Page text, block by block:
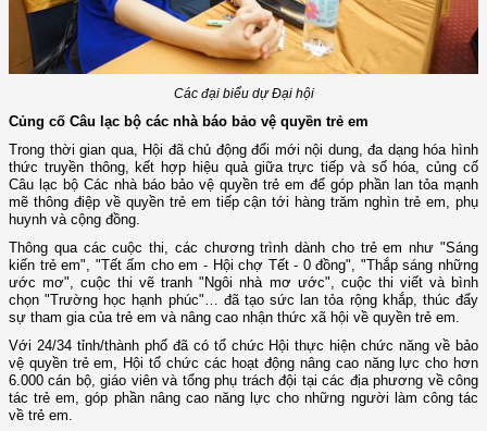
Các đại biểu dự Đại hội
Củng cố Câu lạc bộ các nhà báo bảo vệ quyền trẻ em
Trong thời gian qua, Hội đã chủ động đổi mới nội dung, đa dạng hóa hình
thức truyền thông, kết hợp hiệu quả giữa trực tiếp và số hóa, củng cố
Câu lạc bộ Các nhà báo bảo vệ quyền trẻ em để góp phần lan tỏa mạnh
mẽ thông điệp về quyền trẻ em tiếp cận tới hàng trăm nghìn trẻ em, phụ
huynh và cộng đồng.
Thông qua các cuộc thi, các chương trình dành cho trẻ em như "Sáng
kiến trẻ em", "Tết ấm cho em - Hội chợ Tết - 0 đồng", "Thắp sáng những
ước mơ", cuộc thi vẽ tranh "Ngôi nhà mơ ước", cuộc thi viết và bình
chọn "Trường học hạnh phúc"… đã tạo sức lan tỏa rộng khắp, thúc đẩy
sự tham gia của trẻ em và nâng cao nhận thức xã hội về quyền trẻ em.
Với 24/34 tỉnh/thành phố đã có tổ chức Hội thực hiện chức năng về bảo
vệ quyền trẻ em, Hội tổ chức các hoạt động nâng cao năng lực cho hơn
6.000 cán bộ, giáo viên và tổng phụ trách đội tại các địa phương về công
tác trẻ em, góp phần nâng cao năng lực cho những người làm công tác
về trẻ em.